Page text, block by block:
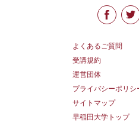
よくあるご質問
受講規約
運営団体
プライバシーポリシ
サイトマップ
早稲田大学トップ